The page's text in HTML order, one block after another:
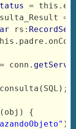
=
=
rs: RecordSet
= conn.
{
);